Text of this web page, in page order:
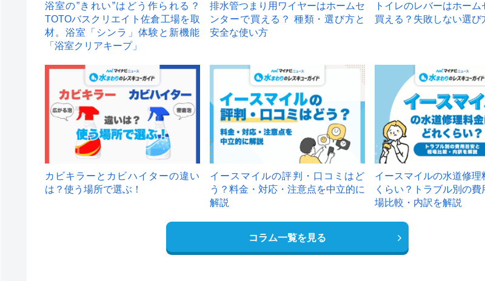
浴室の”きれい”はどう作られる？
TOTOバスクリエイト佐倉工場を取
材。浴室「シンラ」体験と新機能
「浴室クリアキープ」
排水管つまり用ワイヤーはホームセ
ンターで買える？ 種類・選び方と
安全な使い方
トイレのレバーはホー
買える？失敗しない選び
カビキラーとカビハイターの違い
は？使う場所で選ぶ！
イースマイルの評判・口コミはど
う？料金・対応・注意点を中立的に
解説
イースマイルの水道修理
くらい？トラブル別の費
場比較・内訳を解説
コラム一覧を見る